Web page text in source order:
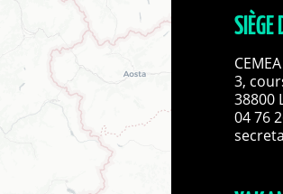
SIÈGE
3,
38800
04 76